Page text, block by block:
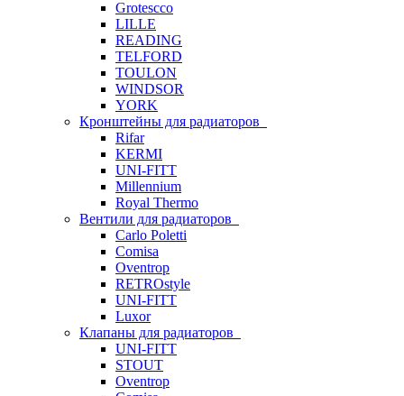
Grotescco
LILLE
READING
TELFORD
TOULON
WINDSOR
YORK
Кронштейны для радиаторов
Rifar
KERMI
UNI-FITT
Millennium
Royal Thermo
Вентили для радиаторов
Carlo Poletti
Comisa
Oventrop
RETROstyle
UNI-FITT
Luxor
Клапаны для радиаторов
UNI-FITT
STOUT
Oventrop